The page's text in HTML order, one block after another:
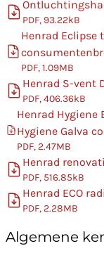
PDF, 93.22kB
Henrad
PDF, 1.09MB
Henrad S-vent
PDF, 406.36kB
Henrad Hygiene
Hygiene Galva
PDF, 2.47MB
Henrad
PDF, 516.85kB
Henrad ECO
PDF, 2.28MB
Algemene